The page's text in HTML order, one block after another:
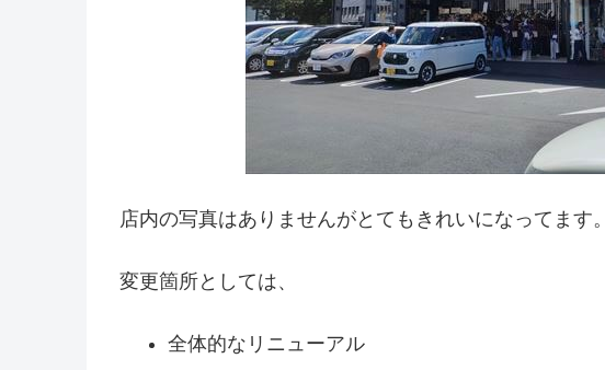
店内の写真はありませんがとてもきれいになってます。
変更箇所としては、
全体的なリニューアル